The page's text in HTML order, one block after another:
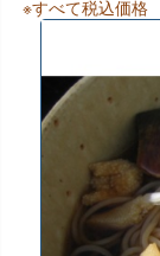
※すべて税込価格